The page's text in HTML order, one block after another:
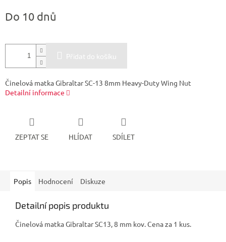
cena:
Do 10 dnů
Přidat do košíku
Činelová matka Gibraltar SC-13 8mm Heavy-Duty Wing Nut
Detailní informace
ZEPTAT SE HLÍDAT SDÍLET
Popis Hodnocení Diskuze
Detailní popis produktu
Činelová matka Gibraltar SC13, 8 mm kov. Cena za 1 kus.